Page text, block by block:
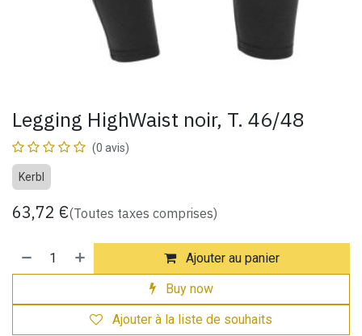
Legging HighWaist noir, T. 46/48
(0 avis)
Kerbl
63,72 €(Toutes taxes comprises)
Ajouter au panier
Buy now
Ajouter à la liste de souhaits